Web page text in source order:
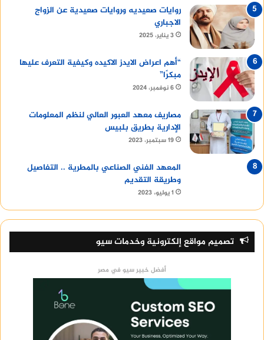
احصل علىiphone 14 pro max
روايات صعيديه وروايات صعيدية عن الزواج
الاجباري
3 يناير، 2025
“أهم اعراض الايدز الاكيده وكيفية التعرف عليها
مبكرًا”
6 نوفمبر، 2024
مصاريف معهد العبور العالي لنظم المعلومات
الإدارية بطريق بلبيس
19 سبتمبر، 2023
المعهد الفني الصناعي بالمطرية .. التفاصيل
وطريقة التقديم
1 يوليو، 2023
تصميم مواقع إلكترونية وخدمات سيو
أفضل خبير سيو في مصر